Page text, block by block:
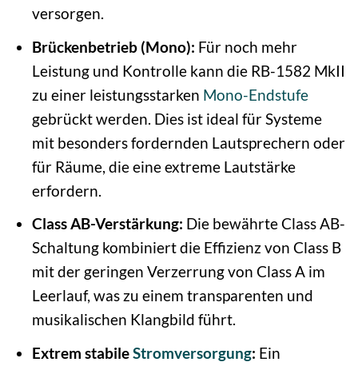
versorgen.
Brückenbetrieb (Mono): Für noch mehr
Leistung und Kontrolle kann die RB-1582 MkII
zu einer leistungsstarken Mono-Endstufe
gebrückt werden. Dies ist ideal für Systeme
mit besonders fordernden Lautsprechern oder
für Räume, die eine extreme Lautstärke
erfordern.
Class AB-Verstärkung: Die bewährte Class AB-
Schaltung kombiniert die Effizienz von Class B
mit der geringen Verzerrung von Class A im
Leerlauf, was zu einem transparenten und
musikalischen Klangbild führt.
Extrem stabileStromversorgung: Ein